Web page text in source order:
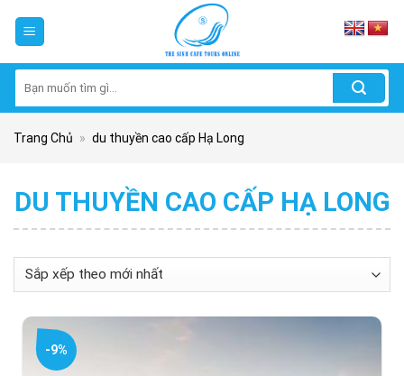
kiếm:
Trang Chủ » du thuyền cao cấp Hạ Long
DU THUYỀN CAO CẤP HẠ LONG
-9%